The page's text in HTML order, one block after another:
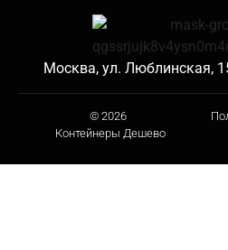
Москва, ул. Люблинская,
© 2026
Контейнеры Дешево